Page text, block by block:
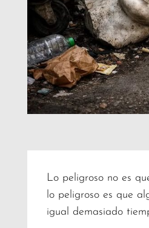
Lo peligroso no es
lo peligroso es que
igual demasiado